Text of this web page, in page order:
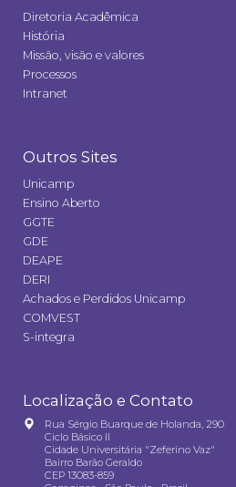
Diretoria Acadêmica
História
Missão, visão e valores
Processos
Intranet
Outros Sites
Unicamp
Ensino Aberto
GGTE
GDE
DEAPE
DERI
Achados e Perdidos Unicamp
COMVEST
S-integra
Localização e Contato
Rua Sérgio Buarque de Holanda, 290
Ciclo Básico II
Cidade Universitária "Zeferino Vaz"
Bairro Barão Geraldo
CEP 13083-859